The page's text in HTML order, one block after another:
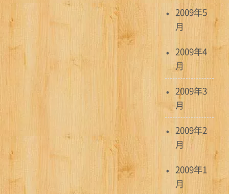
2009年5
月
2009年4
月
2009年3
月
2009年2
月
2009年1
月